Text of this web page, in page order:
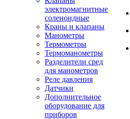
электромагнитные
соленоидные
Краны и клапаны
Манометры
Термометры
Термоманометры
Разделители сред
для манометров
Реле давления
Датчики
Дополнительное
оборудование для
приборов